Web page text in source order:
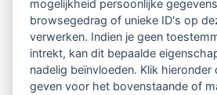
Meer informatie over het
vertrouwenscommissie
mogelijkheid persoonlijke
browsegedrag of unieke ID's op
verwerken. Indien je geen
intrekt, kan dit bepaalde
nadelig beïnvloeden. Klik
geven voor het bovenstaande of